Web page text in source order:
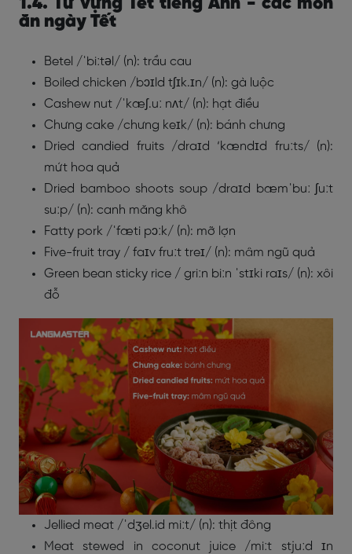
ăn ngày Tết
Betel /ˈbiːtəl/ (n): trầu cau
Boiled chicken /bɔɪld tʃɪk.ɪn/ (n): gà luộc
Cashew nut /ˈkæʃ.uː nʌt/ (n): hạt điều
Chưng cake /chưng keɪk/ (n): bánh chưng
Dried candied fruits /draɪd ‘kændɪd fruːts/ (n):
mứt hoa quả
Dried bamboo shoots soup /draɪd bæmˈbuː ʃuːt
suːp/ (n): canh măng khô
Fatty pork /ˈfæti pɔːk/ (n): mỡ lợn
Five-fruit tray / faɪv fruːt treɪ/ (n): mâm ngũ quả
Green bean sticky rice / griːn biːn ˈstɪki raɪs/ (n): xôi
đỗ
Jellied meat /ˈdʒel.id miːt/ (n): thịt đông
Meat stewed in coconut juice /miːt stjuːd ɪn